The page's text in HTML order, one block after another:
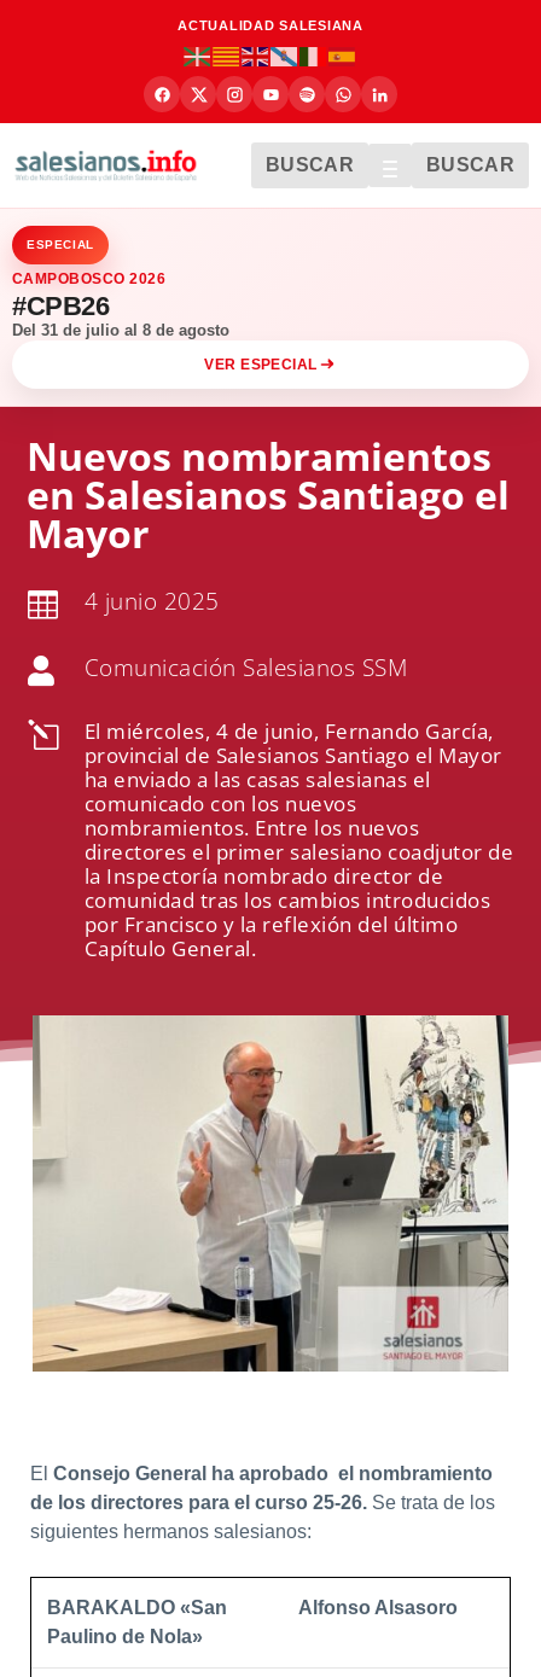
ACTUALIDAD SALESIANA
BUSCAR BUSCAR
ESPECIAL
CAMPOBOSCO 2026
#CPB26
Del 31 de julio al 8 de agosto
VER ESPECIAL
Nuevos nombramientos
en Salesianos Santiago el
Mayor
 4 junio 2025
 Comunicación Salesianos SSM
l
El miércoles, 4 de junio, Fernando García,
provincial de Salesianos Santiago el Mayor
ha enviado a las casas salesianas el
comunicado con los nuevos
nombramientos. Entre los nuevos
directores el primer salesiano coadjutor de
la Inspectoría nombrado director de
comunidad tras los cambios introducidos
por Francisco y la reflexión del último
Capítulo General.
El Consejo General ha aprobado el nombramiento
de los directores para el curso 25-26.Se trata de los
siguientes hermanos salesianos:
BARAKALDO «San
Paulino de Nola»
Alfonso Alsasoro